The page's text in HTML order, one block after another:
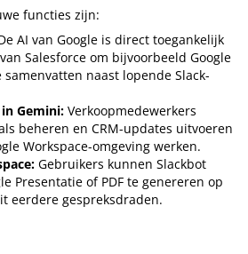
functies zijn:
AI van Google is direct toegankelijk
Salesforce om bijvoorbeeld Google
naast lopende Slack-
Gemini: Verkoopmedewerkers
beheren en CRM-updates uitvoeren
Workspace-omgeving werken.
Gebruikers kunnen Slackbot
Presentatie of PDF te genereren op
eerdere gespreksdraden.